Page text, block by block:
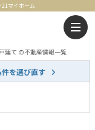
マイホーム
建て の不動産情報一覧
件を選び直す